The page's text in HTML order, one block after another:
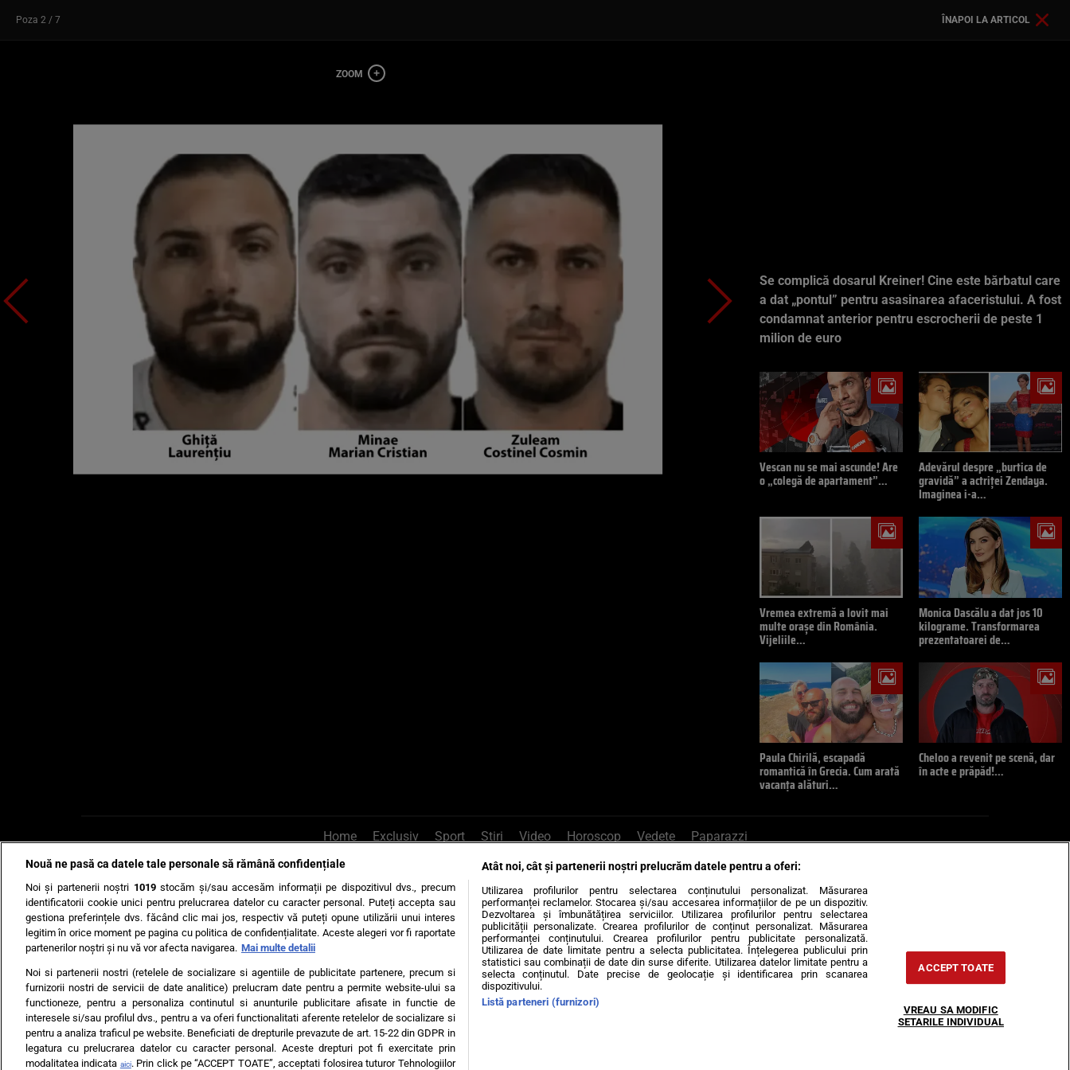
Poza 2 / 7 ÎNAPOI LA ARTICOL
Se complică dosarul Kreiner! Cine este bărbatul care
a dat „pontul” pentru asasinarea afaceristului. A fost
condamnat anterior pentru escrocherii de peste 1
milion de euro
Vescan nu se mai ascunde! Are
o „colegă de apartament”…
Adevărul despre „burtica de
gravidă” a actriței Zendaya.
Imaginea i-a…
Vremea extremă a lovit mai
multe orașe din România.
Vijeliile…
Monica Dascălu a dat jos 10
kilograme. Transformarea
prezentatoarei de…
Paula Chirilă, escapadă
romantică în Grecia. Cum arată
vacanța alături…
Cheloo a revenit pe scenă, dar
în acte e prăpăd!…
Home Exclusiv Sport Știri Video Horoscop Vedete Paparazzi
AI UN PONT? Scrie-ne pe Whatsapp, sună la 0741226226 sau trimite mail la pont@cancan.ro
Știri interne Știri externe Politică
Ultimele stiri Diete Insula Iubirii Dictionar de vise LIFE STYLE Horoscop
Echipa editorială Termeni si condiții Politica de confidențialitate
Nouă ne pasă ca datele tale personale să rămână confidențiale
Noi și partenerii noștri 1019stocăm și/sau accesăm informații pe dispozitivul dvs., precum
identificatorii cookie unici pentru prelucrarea datelor cu caracter personal. Puteți accepta sau
gestiona preferințele dvs. făcând clic mai jos, respectiv vă puteți opune utilizării unui interes
legitim în orice moment pe pagina cu politica de confidențialitate. Aceste alegeri vor fi raportate
partenerilor noștri și nu vă vor afecta navigarea. Mai multe detalii
Noi si partenerii nostri (retelele de socializare si agentiile de publicitate partenere, precum si
furnizorii nostri de servicii de date analitice) prelucram date pentru a permite website-ului sa
functioneze, pentru a personaliza continutul si anunturile publicitare afisate in functie de
interesele si/sau profilul dvs., pentru a va oferi functionalitati aferente retelelor de socializare si
pentru a analiza traficul pe website. Beneficiati de drepturile prevazute de art. 15-22 din GDPR in
legatura cu prelucrarea datelor cu caracter personal. Aceste drepturi pot fi exercitate prin
modalitatea indicata aici. Prin click pe “ACCEPT TOATE”, acceptati folosirea tuturor Tehnologiilor
Atât noi, cât și partenerii noștri prelucrăm datele pentru a oferi:
Utilizarea profilurilor pentru selectarea conținutului personalizat. Măsurarea
performanței reclamelor. Stocarea și/sau accesarea informațiilor de pe un dispozitiv.
Dezvoltarea și îmbunătățirea serviciilor. Utilizarea profilurilor pentru selectarea
publicității personalizate. Crearea profilurilor de conținut personalizat. Măsurarea
performanței conținutului. Crearea profilurilor pentru publicitate personalizată.
Utilizarea de date limitate pentru a selecta publicitatea. Înțelegerea publicului prin
statistici sau combinații de date din surse diferite. Utilizarea datelor limitate pentru a
selecta conținutul. Date precise de geolocație și identificarea prin scanarea
dispozitivului.
Listă parteneri (furnizori)
ACCEPT TOATE
VREAU SA MODIFIC
SETARILE INDIVIDUAL